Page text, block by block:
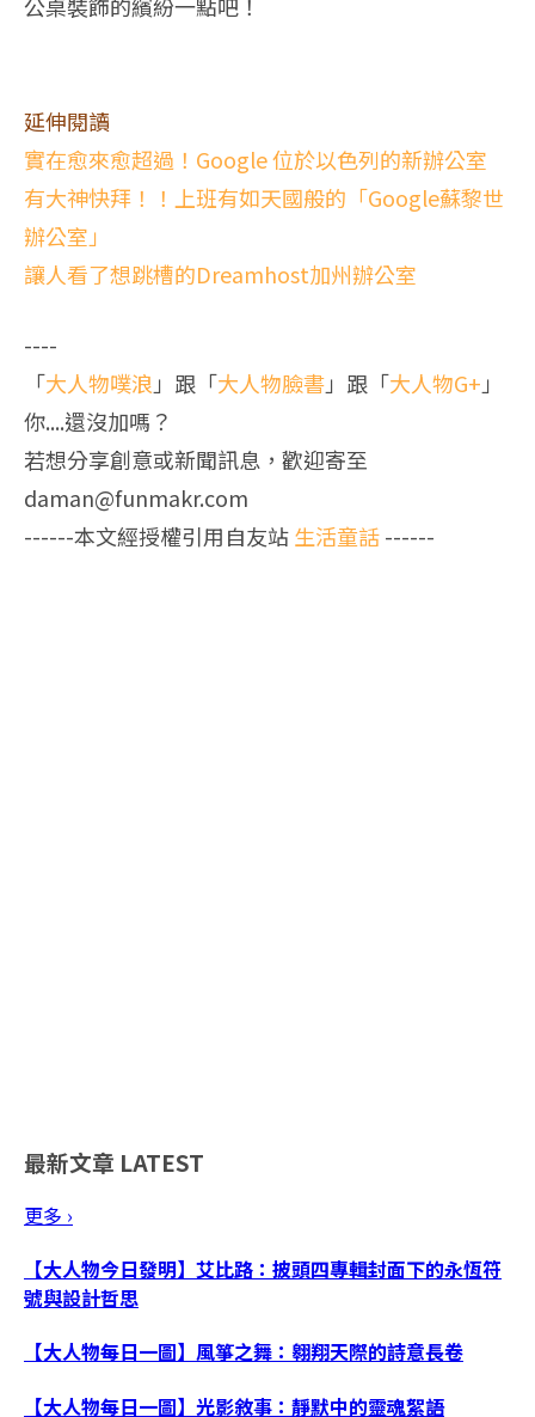
公桌裝飾的繽紛一點吧！
延伸閱讀
實在愈來愈超過！Google 位於以色列的新辦公室
有大神快拜！！上班有如天國般的「Google蘇黎世
辦公室」
讓人看了想跳槽的Dreamhost加州辦公室
----
「大人物噗浪」跟「大人物臉書」跟「大人物G+」
你....還沒加嗎？
若想分享創意或新聞訊息，歡迎寄至
daman@funmakr.com
------本文經授權引用自友站生活童話------
最新文章 LATEST
更多 ›
【大人物今日發明】艾比路：披頭四專輯封面下的永恆符
號與設計哲思
【大人物每日一圖】風箏之舞：翱翔天際的詩意長卷
【大人物每日一圖】光影敘事：靜默中的靈魂絮語